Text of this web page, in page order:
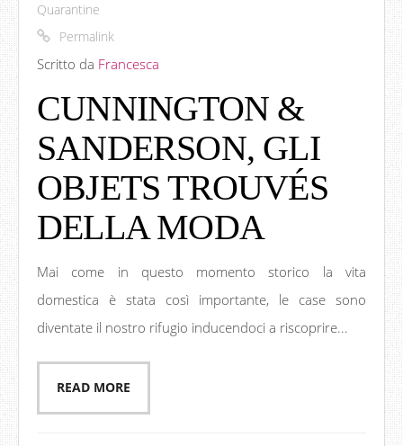
Quarantine
Permalink
Scritto da Francesca
CUNNINGTON &
SANDERSON, GLI
OBJETS TROUVÉS
DELLA MODA
Mai come in questo momento storico la vita
domestica è stata così importante, le case sono
diventate il nostro rifugio inducendoci a riscoprire...
READ MORE